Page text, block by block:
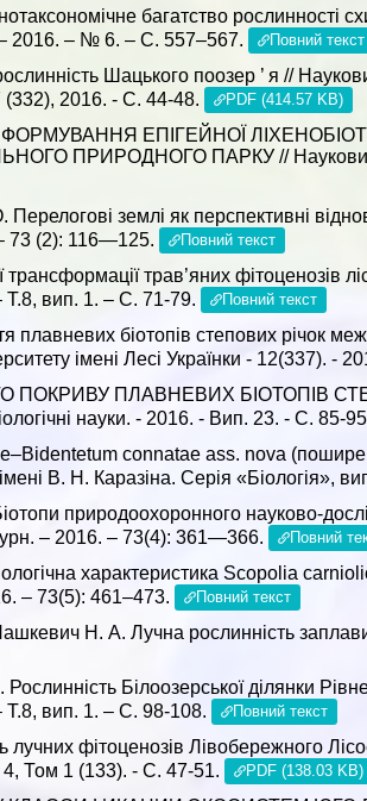
багатство рослинності
– 2016. – № 6. – С. 557–567.
Повний текст
Шацького поозер ’ я //
(332), 2016. - С. 44-48.
PDF (414.57 KB)
ФОРМУВАННЯ ЕПІГЕЙНОЇ
ПРИРОДНОГО ПАРКУ // Науковий
землі як перспективні
73 (2): 116—125.
Повний текст
трав’яних фітоценозів
Т.8, вип. 1. – C. 71-79.
Повний текст
плавневих біотопів степових річок
імені Лесі Українки - 12(337). -
ПОКРИВУ ПЛАВНЕВИХ БІОТОПІВ
науки. - 2016. - Вип. 23. - С. 85-
connatae ass. nova
В. Н. Каразіна. Серія «Біологія»,
природоохоронного науково-
– 2016. – 73(4): 361—366.
Повний
характеристика Scopolia
– 73(5): 461–473.
Повний текст
Н. А. Лучна рослинність
Білоозерської ділянки
Т.8, вип. 1. – C. 98-108.
Повний текст
фітоценозів Лівобережного
4, Том 1 (133). - С. 47-51.
PDF (138.03 KB)